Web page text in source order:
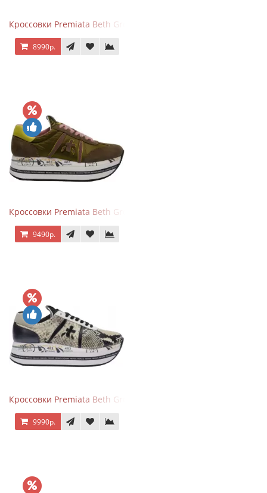
Кроссовки Premiata Beth Grey Silver
8990р.
Кроссовки Premiata Beth Green Pink
9490р.
Кроссовки Premiata Beth Grey Python
9990р.